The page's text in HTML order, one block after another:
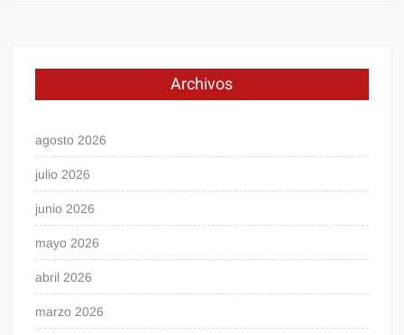
Archivos
agosto 2026
julio 2026
junio 2026
mayo 2026
abril 2026
marzo 2026